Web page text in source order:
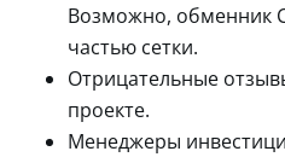
Возможно, обменник
частью сетки.
Отрицательные
проекте.
Менеджеры